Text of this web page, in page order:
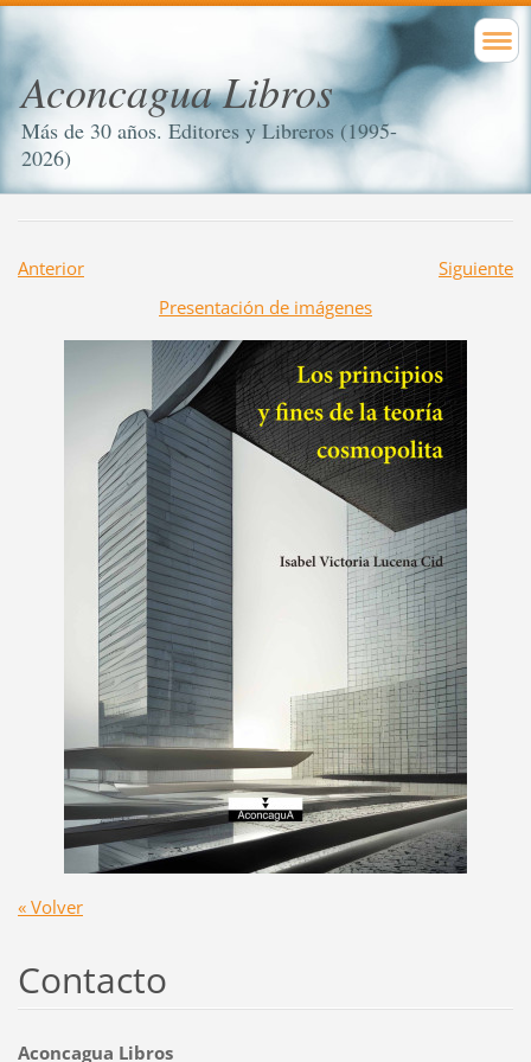
Aconcagua Libros
Más de 30 años. Editores y Libreros (1995-
2026)
Anterior
Siguiente
Presentación de imágenes
« Volver
Contacto
Aconcagua Libros